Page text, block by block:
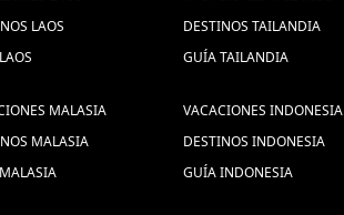
LAOS
DESTINOS TAILANDIA
GUÍA TAILANDIA
MALASIA
MALASIA
VACACIONES INDONESIA
DESTINOS INDONESIA
GUÍA INDONESIA